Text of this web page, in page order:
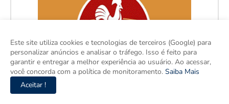
Este site utiliza cookies e tecnologias de terceiros (Google) para
personalizar anúncios e analisar o tráfego. Isso é feito para
garantir e entregar a melhor experiência ao usuário. Ao acessar,
você concorda com a política de monitoramento. Saiba Mais
Aceitar !